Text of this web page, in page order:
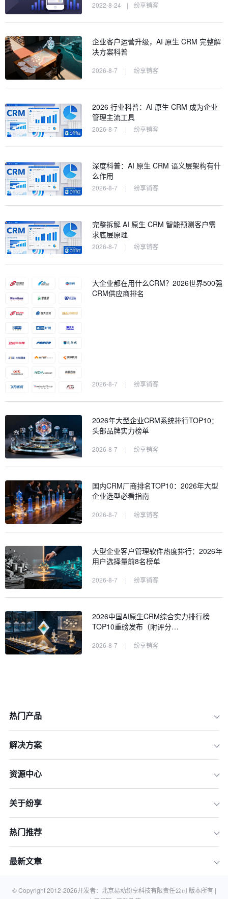
2022-8-24 | 纷享销客
企业客户运营升级，AI 原生 CRM 完整解
决方案科普
2026-8-7 | 纷享销客
2026 行业科普：AI 原生 CRM 成为企业
管理主流工具
2026-8-7 | 纷享销客
深度科普：AI 原生 CRM 语义层架构有什
么作用
2026-8-7 | 纷享销客
完整拆解 AI 原生 CRM 智能预测客户需
求底层原理
2026-8-7 | 纷享销客
大企业都在用什么CRM？2026世界500强
CRM供应商排名
2026-8-7 | 纷享销客
2026年大型企业CRM系统排行TOP10：
头部品牌实力榜单
2026-8-7 | 纷享销客
国内CRM厂商排名TOP10：2026年大型
企业选型必看指南
2026-8-7 | 纷享销客
大型企业客户管理软件热度排行：2026年
用户选择量前8名榜单
2026-8-7 | 纷享销客
2026中国AI原生CRM综合实力排行榜
TOP10重磅发布（附评分…
2026-8-7 | 纷享销客
热门产品
解决方案
资源中心
关于纷享
热门推荐
最新文章
© Copyright 2012-2026开发者：北京易动纷享科技有限责任公司 版本所有 |